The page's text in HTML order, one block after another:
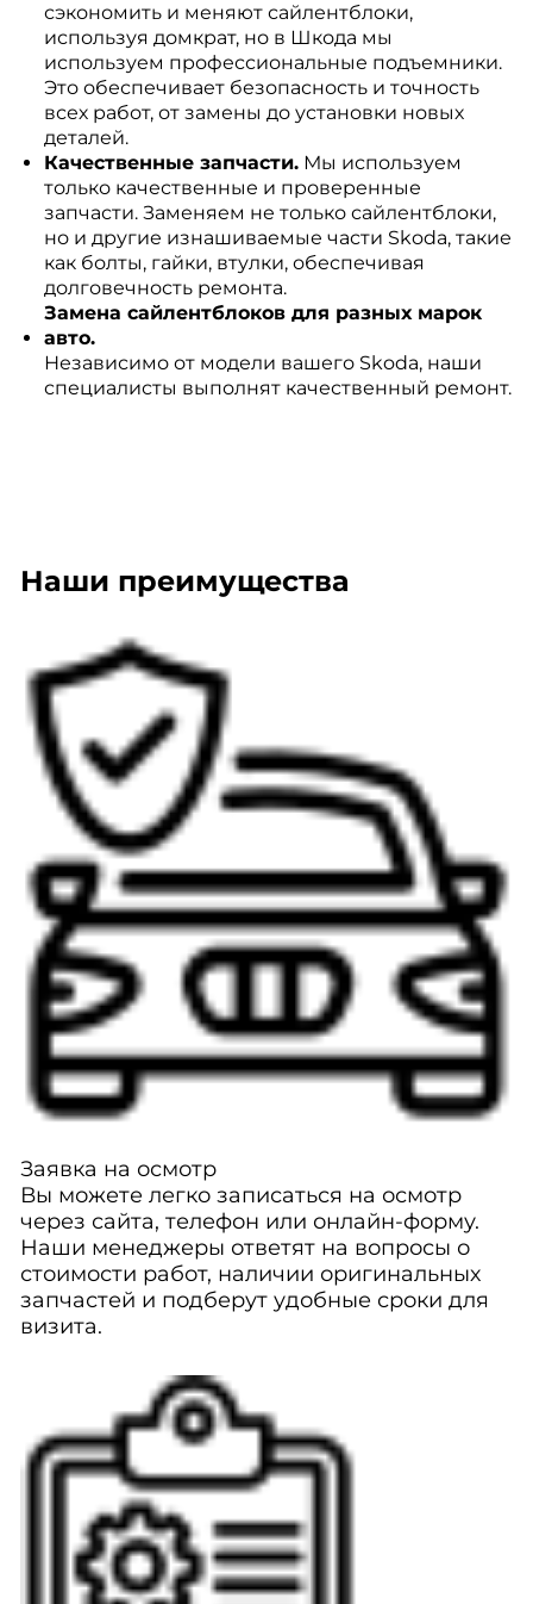
сэкономить и меняют сайлентблоки,
используя домкрат, но в Шкода мы
используем профессиональные подъемники.
Это обеспечивает безопасность и точность
всех работ, от замены до установки новых
деталей.
Качественные запчасти.Мы используем
только качественные и проверенные
запчасти. Заменяем не только сайлентблоки,
но и другие изнашиваемые части Skoda, такие
как болты, гайки, втулки, обеспечивая
долговечность ремонта.
Замена сайлентблоков для разных марок
авто.
Независимо от модели вашего Skoda, наши
специалисты выполнят качественный ремонт.
Наши преимущества
Заявка на осмотр
Вы можете легко записаться на осмотр
через сайта, телефон или онлайн-форму.
Наши менеджеры ответят на вопросы о
стоимости работ, наличии оригинальных
запчастей и подберут удобные сроки для
визита.